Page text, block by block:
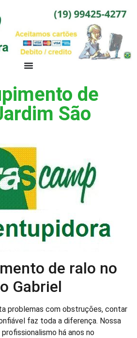
de
São
de ralo no
Gabriel
problemas com obstruções, contar
faz toda a diferença. Nossa
há anos no